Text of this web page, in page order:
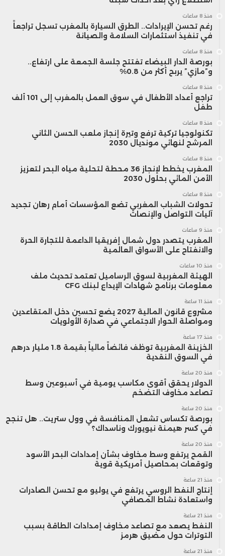
منذ 8 ساعات
رغم تحسن الإيرادات.. الطرق السيارة بالمغرب تسجل تراجعاً
في تنفيذ استثمارات السلامة والصيانة
منذ 8 ساعات
بورصة الدار البيضاء تفتتح جلسة الجمعة على ارتفاع..
و”مازي” يربح أكثر من 0.8%
منذ 8 ساعات
تراجع أعداد الأطفال في سوق العمل بالمغرب إلى 101 ألف
طفل
منذ 8 ساعات
تكنولوجيا تركية ترفع وتيرة إنجاز ملعب الحسن الثاني
المرشح لنهائي مونديال 2030
منذ 8 ساعات
المغرب يخطط لإنجاز 36 محطة لتحلية مياه البحر لتعزيز
الأمن المائي بحلول 2030
منذ 8 ساعات
تحولات الشباب المغربي تضع المؤسسات أمام رهان تجديد
آليات التواصل والإنصات
منذ 9 ساعات
المغرب يتصدر دول شمال إفريقيا الداعمة للتجارة الحرة
والانفتاح على الأسواق العالمية
منذ 10 ساعات
الهيئة المغربية لسوق الرساميل تعتمد تحديث ملف
معلومات برنامج شهادات الإيداع لبنك CFG
منذ 11 ساعة
مشروع قانون المالية 2027 يضع تحسين دخل المتقاعدين
ومواصلة الحوار الاجتماعي في صدارة الأولويات
منذ 17 ساعة
الخزينة المغربية توظف فائضاً مالياً بقيمة 1.8 مليار درهم
في السوق النقدية
منذ 20 ساعة
الدولار يحقق أقوى مكاسب يومية في أسبوعين وسط
تصاعد مخاوف التضخم
منذ 20 ساعة
بورصة تكساس تشعل المنافسة في وول ستريت.. هل تنجح
في كسر هيمنة نيويورك وناسداك؟
منذ 20 ساعة
القمح يرتفع وسط مخاوف بشأن إمدادات البحر الأسود
وتوقعات بمحاصيل أمريكية قوية
منذ 21 ساعة
إنتاج النفط الروسي يرتفع في يوليو مع تحسن الصادرات
واستعادة نشاط المصافي
منذ 21 ساعة
النفط يصعد مع تصاعد مخاوف إمدادات الطاقة بسبب
التوترات حول مضيق هرمز
منذ 21 ساعة